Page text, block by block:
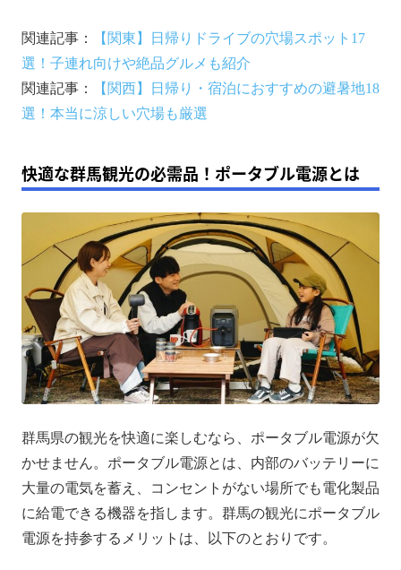
関連記事：
【関東】日帰りドライブの穴場スポット17
選！子連れ向けや絶品グルメも紹介
関連記事：
【関西】日帰り・宿泊におすすめの避暑地18
選！本当に涼しい穴場も厳選
快適な群馬観光の必需品！ポータブル電源とは
群馬県の観光を快適に楽しむなら、ポータブル電源が欠
かせません。ポータブル電源とは、内部のバッテリーに
大量の電気を蓄え、コンセントがない場所でも電化製品
に給電できる機器を指します。群馬の観光にポータブル
電源を持参するメリットは、以下のとおりです。